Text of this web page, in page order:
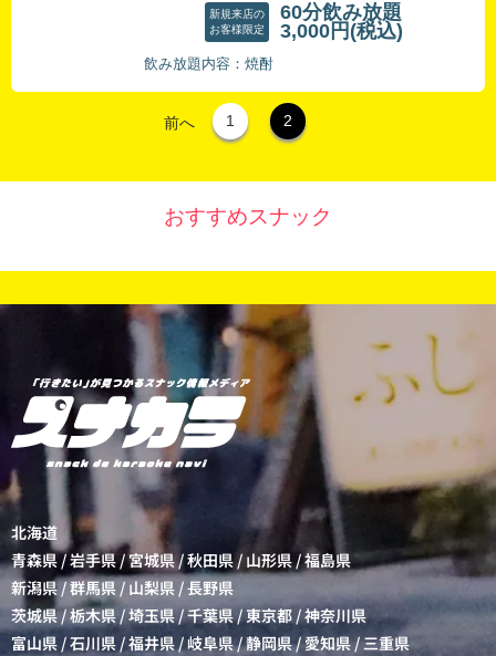
新規来店の
お客様限定
60分飲み放題
3,000円 (税込)
飲み放題内容：焼酎
前へ 1 2
おすすめスナック
北海道
青森県/岩手県/宮城県/秋田県 / 山形県/福島県
新潟県/群馬県 / 山梨県 /長野県
茨城県 /栃木県/埼玉県/千葉県/東京都 /神奈川県
富山県 /石川県 /福井県/岐阜県/静岡県/愛知県/三重県